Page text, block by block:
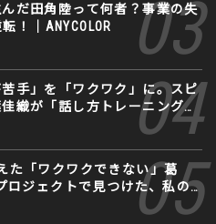
んだ田角陸って何者？事業の失
！｜ANYCOLOR
苦手」を「ワクワク」に。スピ
織が「話し方トレーニング」
た「ワクワクできない」葛
ロジェクトで見つけた、私の